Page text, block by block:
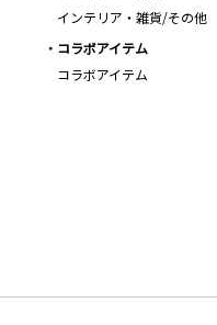
インテリア・雑貨/その他
コラボアイテム
コラボアイテム